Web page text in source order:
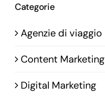
Categorie
Agenzie di viaggio
Content Marketing
Digital Marketing